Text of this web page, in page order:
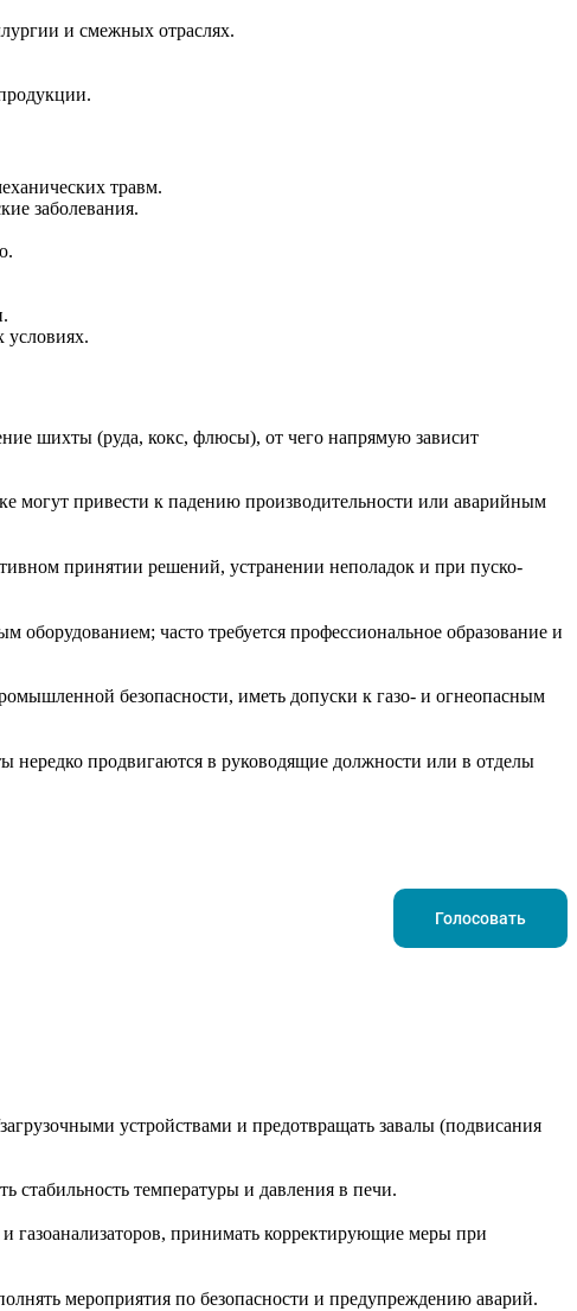
и смежных отраслях.
травм.
заболевания.
условиях.
шихты (руда, кокс, флюсы), от чего напрямую зависит
могут привести к падению производительности или аварийным
принятии решений, устранении неполадок и при пуско-
часто требуется профессиональное образование и
безопасности, иметь допуски к газо- и огнеопасным
нередко продвигаются в руководящие должности или в отделы
Голосовать
устройствами и предотвращать завалы (подвисания
стабильность температуры и давления в печи.
газоанализаторов, принимать корректирующие меры при
мероприятия по безопасности и предупреждению аварий.